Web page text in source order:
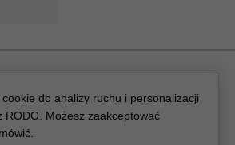
do analizy ruchu i personalizacji
RODO. Możesz zaakceptować